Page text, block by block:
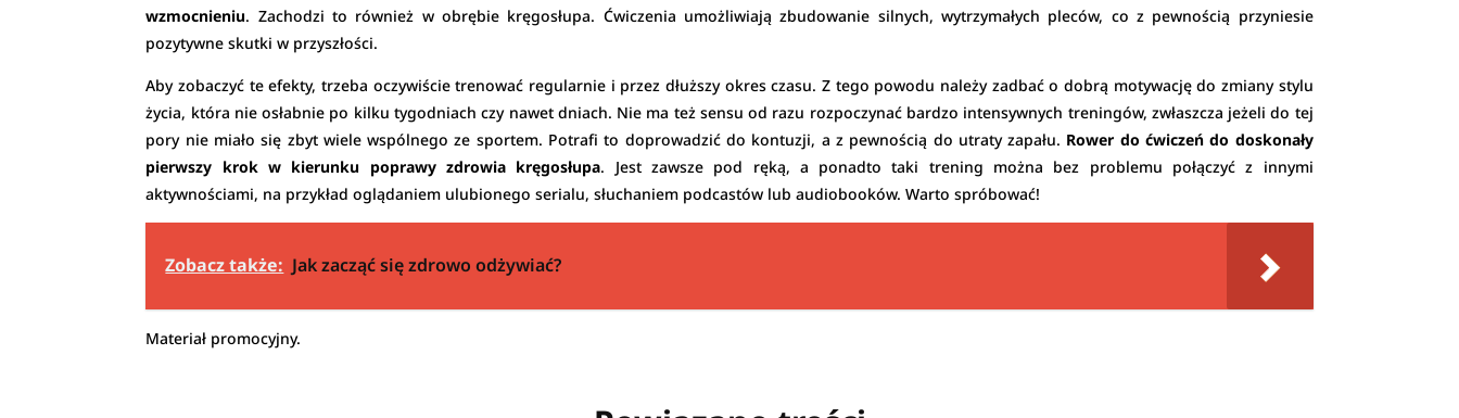
wzmocnieniu. Zachodzi to również w obrębie kręgosłupa. Ćwiczenia umożliwiają zbudowanie silnych, wytrzymałych pleców, co z pewnością przyniesie
pozytywne skutki w przyszłości.
Aby zobaczyć te efekty, trzeba oczywiście trenować regularnie i przez dłuższy okres czasu. Z tego powodu należy zadbać o dobrą motywację do zmiany stylu
życia, która nie osłabnie po kilku tygodniach czy nawet dniach. Nie ma też sensu od razu rozpoczynać bardzo intensywnych treningów, zwłaszcza jeżeli do tej
pory nie miało się zbyt wiele wspólnego ze sportem. Potrafi to doprowadzić do kontuzji, a z pewnością do utraty zapału. Rower do ćwiczeń do doskonały
pierwszy krok w kierunku poprawy zdrowia kręgosłupa. Jest zawsze pod ręką, a ponadto taki trening można bez problemu połączyć z innymi
aktywnościami, na przykład oglądaniem ulubionego serialu, słuchaniem podcastów lub audiobooków. Warto spróbować!
Zobacz także: Jak zacząć się zdrowo odżywiać?
Materiał promocyjny.